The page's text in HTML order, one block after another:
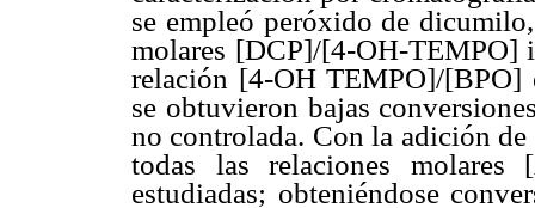
se empleó peróxido de
molares [DCP]/[4-OH-TEMPO]
relación [4-OH TEMPO]/[BPO]
se obtuvieron bajas
no controlada. Con la adición
todas las relaciones
estudiadas; obteniéndose